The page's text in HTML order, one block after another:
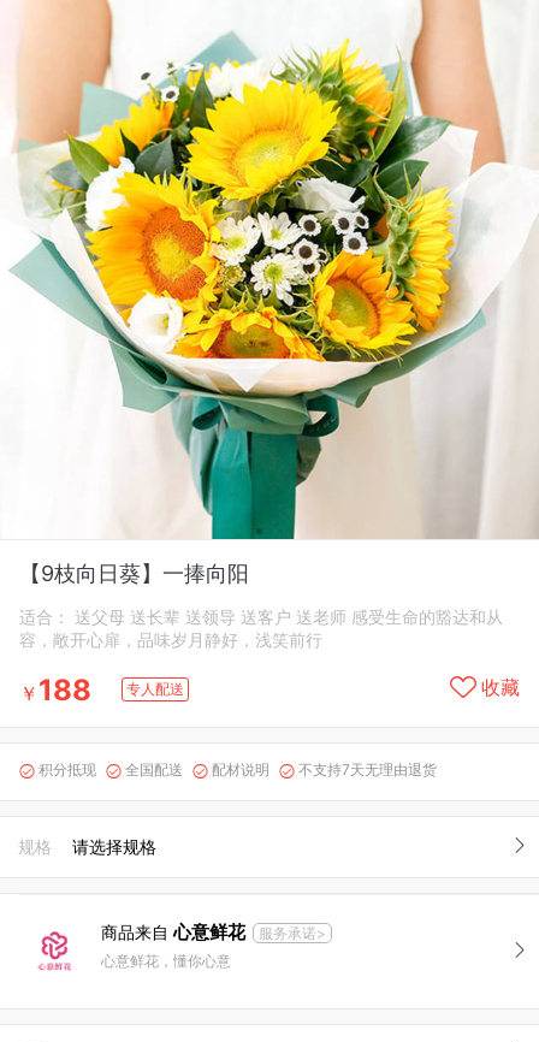
【9枝向日葵】一捧向阳
适合： 送父母 送长辈 送领导 送客户 送老师 感受生命的豁达和从
容，敞开心扉，品味岁月静好，浅笑前行
￥ 188 专人配送 收藏
 积分抵现  全国配送  配材说明  不支持7天无理由退货
规格 请选择规格
商品来自心意鲜花
服务承诺>
心意鲜花，懂你心意